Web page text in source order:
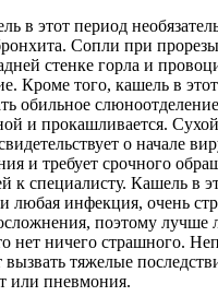
в этот период
Сопли при
стенке горла и
Кроме того, кашель в
обильное
и прокашливается.
о начале
и требует срочного
к специалисту. Кашель в
любая инфекция, очень
поэтому лучше
нет ничего страшного.
тяжелые
или пневмония.